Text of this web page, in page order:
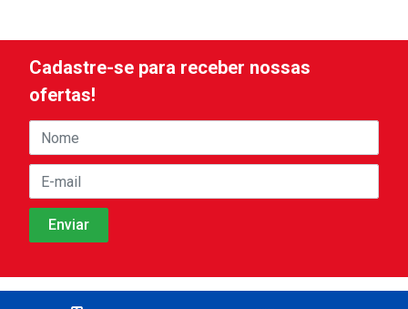
Cadastre-se para receber nossas
ofertas!